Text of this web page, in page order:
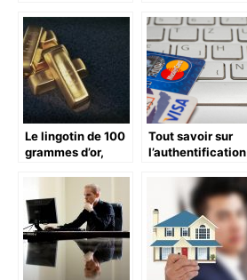
finance d’une
entreprise
Le lingotin de 100
grammes d’or,
Tout savoir sur
l’authentification